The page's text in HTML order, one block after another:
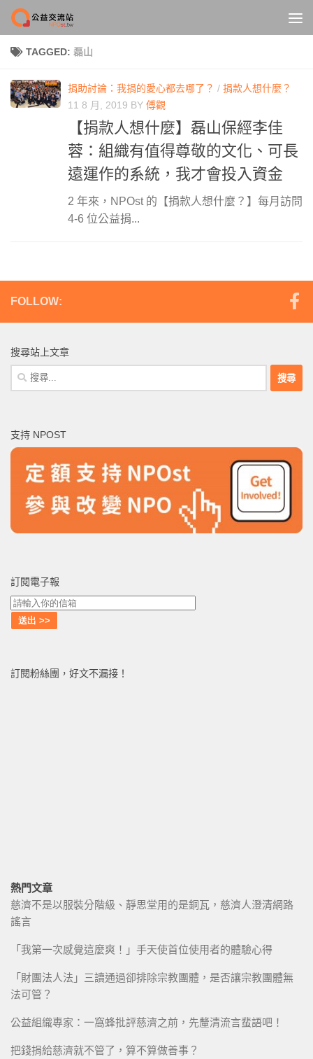
Skip to content
TAGGED: 磊山
捐助討論：我捐的愛心都去哪了？ / 捐款人想什麼？
11 8 月, 2019 BY 傅觀
【捐款人想什麼】磊山保經李佳
蓉：組織有值得尊敬的文化、可長
遠運作的系統，我才會投入資金
2 年來，NPOst 的【捐款人想什麼？】每月訪問
4-6 位公益捐...
FOLLOW:
搜尋站上文章
搜
尋
字:
支持 NPOST
訂閱電子報
訂閱粉絲團，好文不漏接！
熱門文章
慈濟不是以服裝分階級、靜思堂用的是銅瓦，慈濟人澄清網路
謠言
「我第一次感覺這麼爽！」手天使首位使用者的體驗心得
「財團法人法」三讀通過卻排除宗教團體，是否讓宗教團體無
法可管？
公益組織專家：一窩蜂批評慈濟之前，先釐清流言蜚語吧！
把錢捐給慈濟就不管了，算不算做善事？